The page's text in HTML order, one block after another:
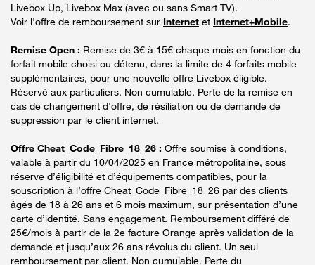
Livebox Up, Livebox Max (avec ou sans Smart TV).
Voir l'offre de remboursement sur Internet et Internet+Mobile.
Remise Open : Remise de 3€ à 15€ chaque mois en fonction du
forfait mobile choisi ou détenu, dans la limite de 4 forfaits mobile
supplémentaires, pour une nouvelle offre Livebox éligible.
Réservé aux particuliers. Non cumulable. Perte de la remise en
cas de changement d'offre, de résiliation ou de demande de
suppression par le client internet.
Offre Cheat_Code_Fibre_18_26 : Offre soumise à conditions,
valable à partir du 10/04/2025 en France métropolitaine, sous
réserve d’éligibilité et d’équipements compatibles, pour la
souscription à l’offre Cheat_Code_Fibre_18_26 par des clients
âgés de 18 à 26 ans et 6 mois maximum, sur présentation d’une
carte d’identité. Sans engagement. Remboursement différé de
25€/mois à partir de la 2e facture Orange après validation de la
demande et jusqu’aux 26 ans révolus du client. Un seul
remboursement par client. Non cumulable. Perte du